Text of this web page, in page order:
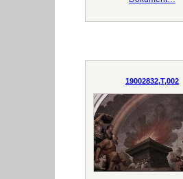
19002832,T,002